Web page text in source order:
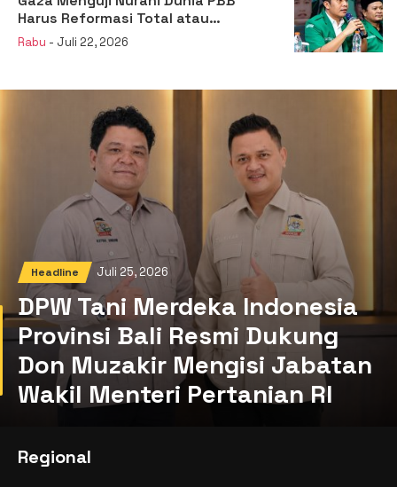
Harus Reformasi Total atau
Kehilangan Legitimasi
Rabu - Juli 22, 2026
Headline Juli 25, 2026
DPW Tani Merdeka Indonesia
Provinsi Bali Resmi Dukung
Don Muzakir Mengisi Jabatan
Wakil Menteri Pertanian RI
Regional